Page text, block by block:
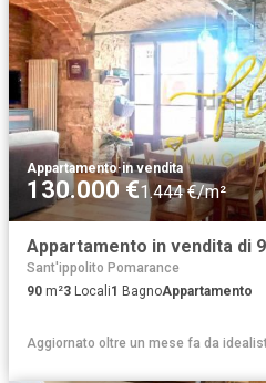
Appartamento·in vendita
130.000 €1.444 €/m²
Appartamento in vendita di
Sant'ippolito Pomarance
90 m²3 Locali1 BagnoAppartamento
Aggiornato oltre un mese fa da